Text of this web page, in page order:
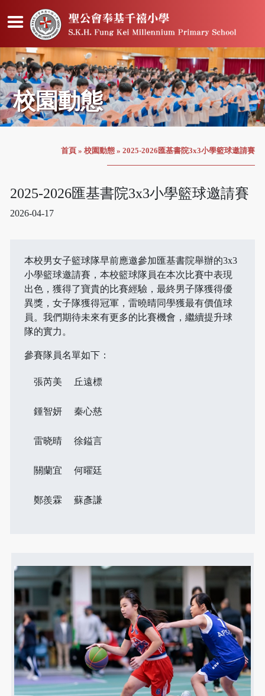
校園動態
首頁 » 校園動態 » 2025-2026匯基書院3x3小學籃球邀請賽
2025-2026匯基書院3x3小學籃球邀請賽
2026-04-17
本校男女子籃球隊早前應邀參加匯基書院舉辦的3x3
小學籃球邀請賽，本校籃球隊員在本次比賽中表現
出色，獲得了寶貴的比賽經驗，最終男子隊獲得優
異獎，女子隊獲得冠軍，雷曉晴同學獲最有價值球
員。我們期待未來有更多的比賽機會，繼續提升球
隊的實力。
參賽隊員名單如下：
張芮美 丘遠標
鍾智妍 秦心慈
雷晓晴 徐鎰言
關蘭宜 何曜廷
鄭羨霖 蘇彥謙